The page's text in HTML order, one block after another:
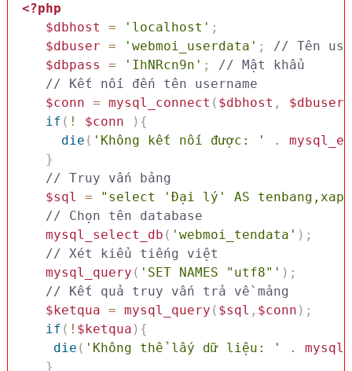
<?php
$dbhost
= 'localhost' ;
$dbuser = 'webmoi_userdata' ;
// Tên
$dbpass
= 'IhNRcn9n' ;
// Mật khẩu
// Kết nối đến tên username
$conn = mysql_connect ( $dbhost , $dbuser
if ( ! $conn ) {
die ( 'Không kết nối được: ' .
}
// Truy vấn bảng
$sql
=
"select 'Đại lý' AS
// Chọn tên database
mysql_select_db ( 'webmoi_tendata' ) ;
// Xét kiểu tiếng việt
mysql_query ( 'SET NAMES "utf8"' ) ;
// Kết quả truy vấn trả về mảng
$ketqua = mysql_query ( $sql , $conn ) ;
if ( ! $ketqua ) {
die ( 'Không thể lấy dữ liệu: ' .
}